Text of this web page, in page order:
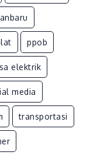
ppob
elektrik
media
transportasi